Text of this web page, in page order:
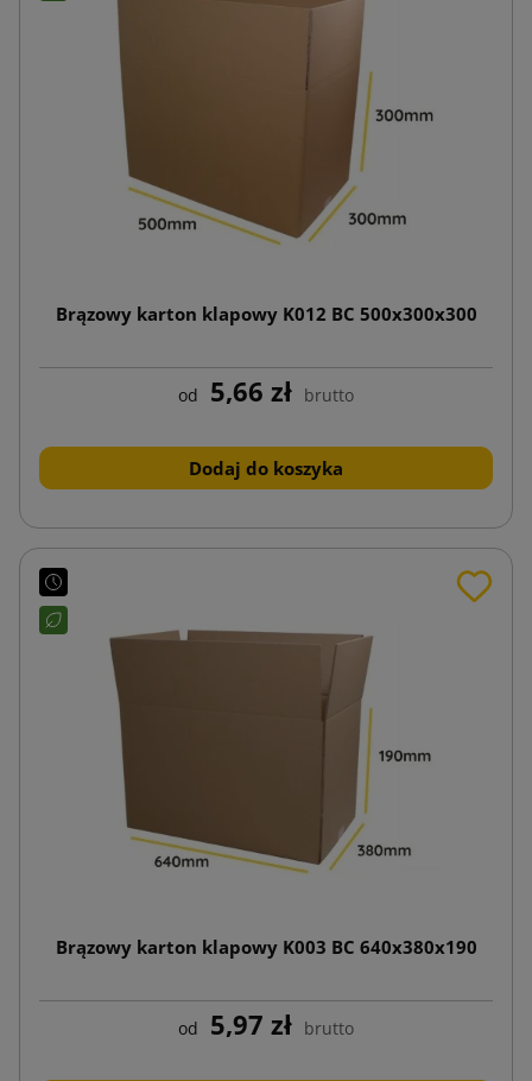
Brązowy karton klapowy K012 BC 500x300x300
od 5,66 zł brutto
Dodaj do koszyka
Brązowy karton klapowy K003 BC 640x380x190
od 5,97 zł brutto